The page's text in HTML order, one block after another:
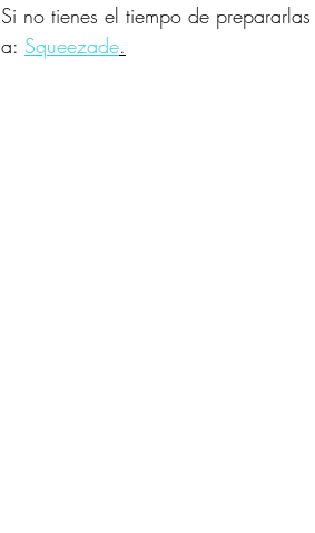
Si no tienes el tiempo de
a: Squeezade.